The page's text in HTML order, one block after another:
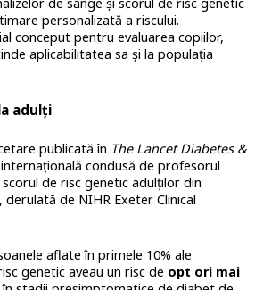
personalizată a riscului.
conceput pentru evaluarea copiilor,
aplicabilitatea sa și la populația
adulți
publicată în The Lancet Diabetes &
condusă de profesorul
de risc genetic adulților din
derulată de NIHR Exeter Clinical
aflate în primele 10% ale
genetic aveau un risc de opt ori mai